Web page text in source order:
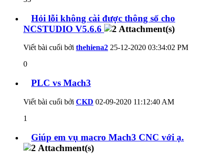
Hỏi lỗi không cài được thông số cho
NCSTUDIO V5.6.6
Viết bài cuối bởi thehiena2 25-12-2020 03:34:02 PM
0
PLC vs Mach3
Viết bài cuối bởi CKD 02-09-2020 11:12:40 AM
1
Giúp em vụ macro Mach3 CNC với ạ.